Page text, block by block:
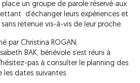
et les aides à
conduite automobile
activités
un groupe de parole réservé aux
d’échanger leurs expériences et
retenue vis-à-vis de leur proche.
par Christina ROGAN,
BAK, bénévole s’est réuni à
pas à consulter le planning des
dates suivantes.